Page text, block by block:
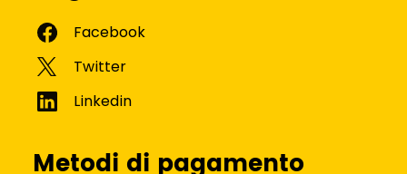
Metodi di pagamento